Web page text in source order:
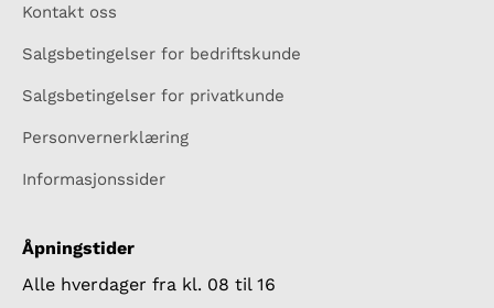
Kontakt oss
Salgsbetingelser for bedriftskunde
Salgsbetingelser for privatkunde
Personvernerklæring
Informasjonssider
Åpningstider
Alle hverdager fra kl. 08 til 16